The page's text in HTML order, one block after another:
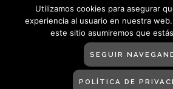
Utilizamos cookies para asegurar
experiencia al usuario en nuestra
este sitio asumiremos que
SEGUIR
POLÍTICA DE